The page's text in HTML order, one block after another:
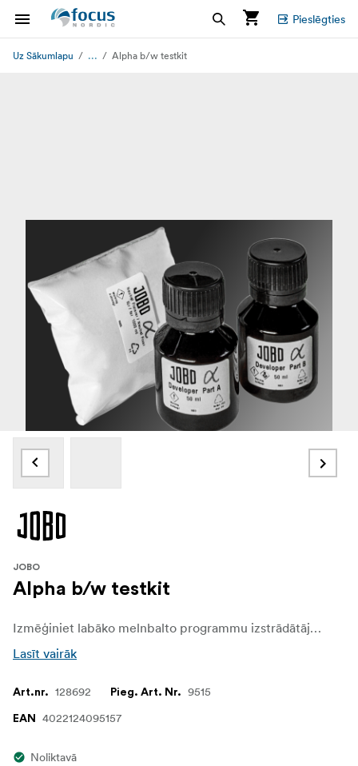
Pieslēgties
Uz Sākumlapu ... Alpha b/w testkit
JOBO
Alpha b/w testkit
Izmēģiniet labāko melnbalto programmu izstrādātāju, kādu jebkad ir izstrādājis JOBO!
Lasīt vairāk
Art.nr. 128692 Pieg. Art. Nr. 9515
EAN 4022124095157
Noliktavā